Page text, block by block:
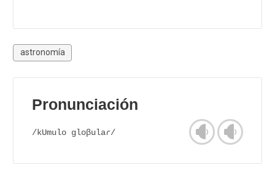
astronomía
Pronunciación
/kUmulo gloβulaɾ/